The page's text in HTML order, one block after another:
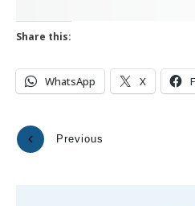
Share this:
WhatsApp X
Previous